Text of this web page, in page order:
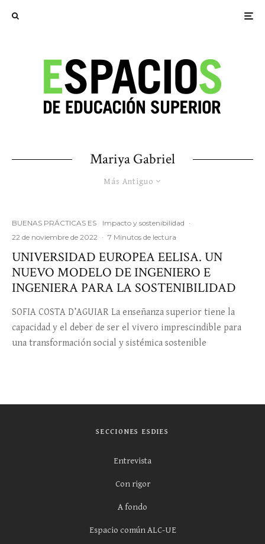
Mariya Gabriel
Más Antiguo
BUENAS PRÁCTICAS ES Impacto y sostenibilidad ·
22 de noviembre de 2022 · 7 Minutos de lectura
UNIVERSIDAD EUROPEA EELISA. UN
NUEVO MODELO DE INGENIERO E
INGENIERA PARA LA SOSTENIBILIDAD
SOFIA COSTA D’AGUIAR La enseñanza superior tiene la
capacidad y el deber de ser el vivero imprescindible para
una transformación social y sistémica sostenible
SECCIONES ESDIES
Entrevista
Con rigor
A fondo
Espacio común ALC-UE